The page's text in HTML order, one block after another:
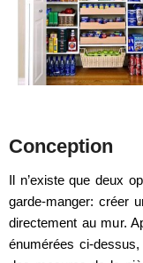
Conception
Il n’existe que deux
garde-manger: créer
directement au mur.
énumérées ci-